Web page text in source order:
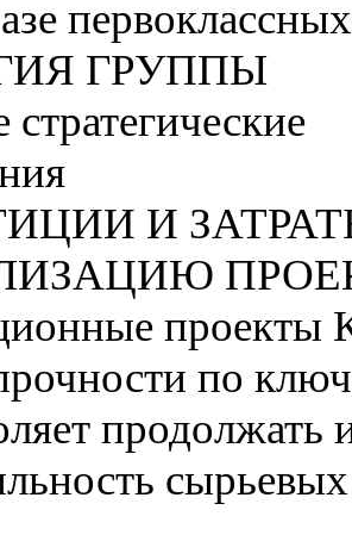
ГРУППЫ
И
проекты
по
продолжать